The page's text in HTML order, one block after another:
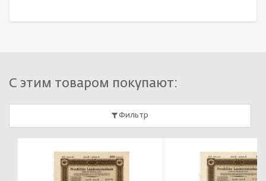
С этим товаром покупают:
Фильтр